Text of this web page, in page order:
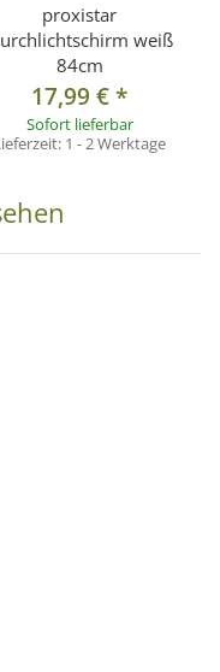
proxistar
weiß
84cm
17,99 €*
Sofort lieferbar
1 - 2 Werktage